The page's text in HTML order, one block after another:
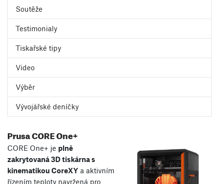
Soutěže
Testimonialy
Tiskařské tipy
Video
Výběr
Vývojářské deníčky
Prusa CORE One+
CORE One+ je plně
zakrytovaná 3D tiskárna s
kinematikou CoreXY a aktivním
řízením teploty navržená pro